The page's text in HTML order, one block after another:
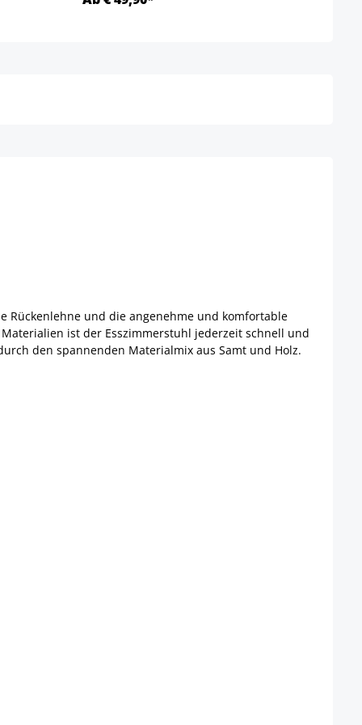
Rückenlehne und die angenehme und komfortable
ist der Esszimmerstuhl jederzeit schnell und
den spannenden Materialmix aus Samt und Holz.